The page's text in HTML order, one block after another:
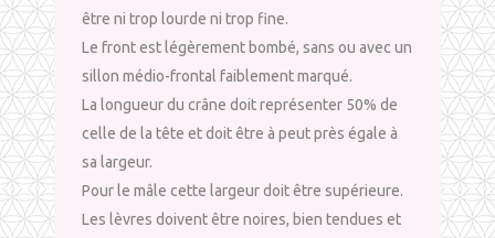
être ni trop lourde ni trop fine.
Le front est légèrement bombé, sans ou avec un
sillon médio-frontal faiblement marqué.
La longueur du crâne doit représenter 50% de
celle de la tête et doit être à peut près égale à
sa largeur.
Pour le mâle cette largeur doit être supérieure.
Les lèvres doivent être noires, bien tendues et